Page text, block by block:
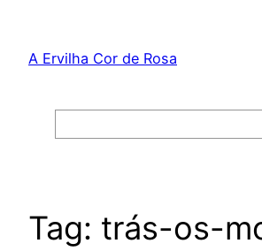
content
A Ervilha Cor de Rosa
Tag: trás-os-